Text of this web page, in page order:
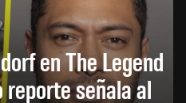
en The Legend
reporte señala al